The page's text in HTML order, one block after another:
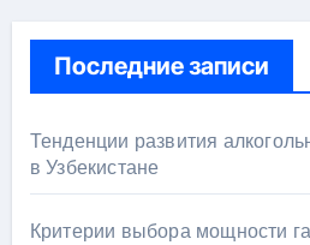
Последние записи
Тенденции развития
в Узбекистане
Критерии выбора мощности